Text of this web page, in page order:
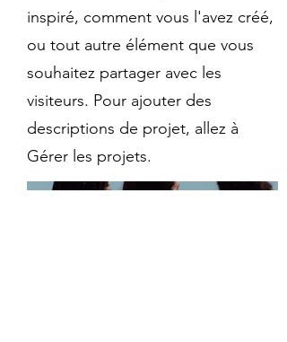
inspiré, comment vous l'avez créé,
ou tout autre élément que vous
souhaitez partager avec les
visiteurs. Pour ajouter des
descriptions de projet, allez à
Gérer les projets.